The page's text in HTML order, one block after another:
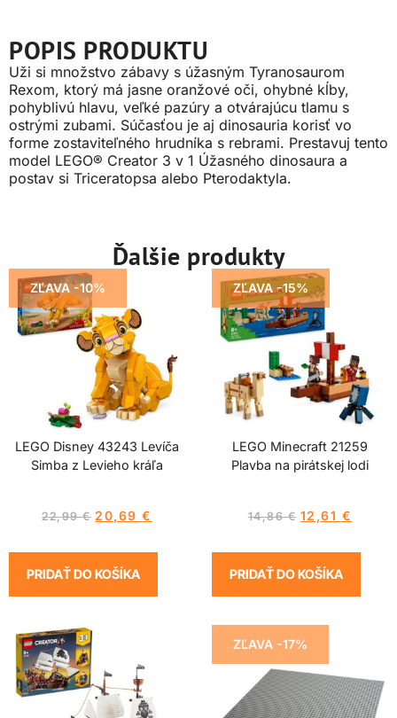
POPIS PRODUKTU
Uži si množstvo zábavy s úžasným Tyranosaurom
Rexom, ktorý má jasne oranžové oči, ohybné kĺby,
pohyblivú hlavu, veľké pazúry a otvárajúcu tlamu s
ostrými zubami. Súčasťou je aj dinosauria korisť vo
forme zostaviteľného hrudníka s rebrami. Prestavuj tento
model LEGO® Creator 3 v 1 Úžasného dinosaura a
postav si Triceratopsa alebo Pterodaktyla.
Ďalšie produkty
ZĽAVA -10%
LEGO Disney 43243 Levíča
Simba z Levieho kráľa
22,99€ 20,69€
PRIDAŤ DO KOŠÍKA
ZĽAVA -15%
LEGO Minecraft 21259
Plavba na pirátskej lodi
14,86€ 12,61 €
PRIDAŤ DO KOŠÍKA
ZĽAVA -17%